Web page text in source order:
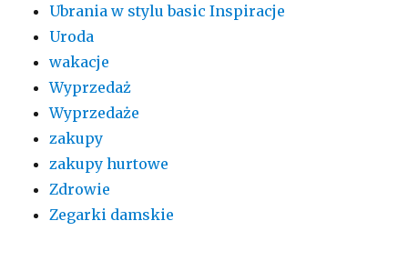
Ubrania w stylu basic Inspiracje
Uroda
wakacje
Wyprzedaż
Wyprzedaże
zakupy
zakupy hurtowe
Zdrowie
Zegarki damskie